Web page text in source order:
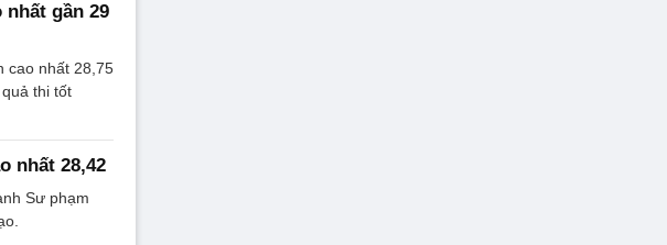
nhất gần 29
cao nhất 28,75
thi tốt
nhất 28,42
Sư phạm